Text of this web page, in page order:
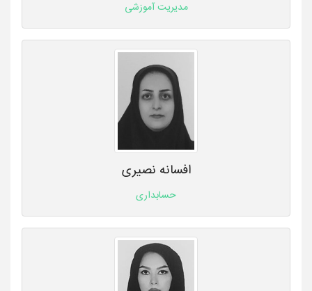
مدیریت آموزشی
افسانه نصیری
حسابداری